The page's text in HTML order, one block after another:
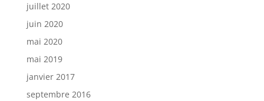
juillet 2020
juin 2020
mai 2020
mai 2019
janvier 2017
septembre 2016